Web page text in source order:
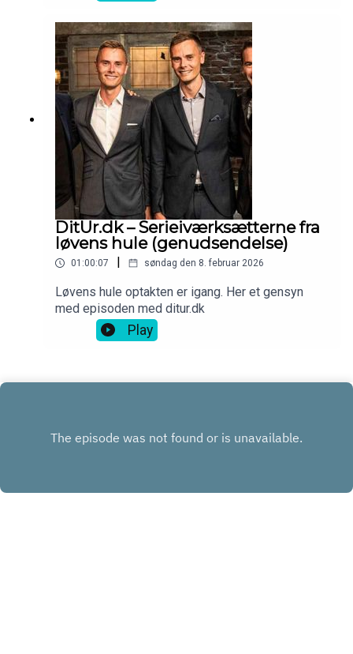
DitUr.dk – Serieiværksætterne fra
løvens hule (genudsendelse)
01:00:07 søndag den 8. februar 2026
Løvens hule optakten er igang. Her et gensyn
med episoden med ditur.dk
Play